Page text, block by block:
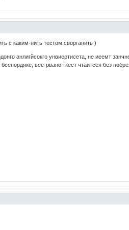
с каким-нить тестом сворганить )
анлигйсокго унвиертисета, не иеемт
все-рвано ткест чтаитсея без